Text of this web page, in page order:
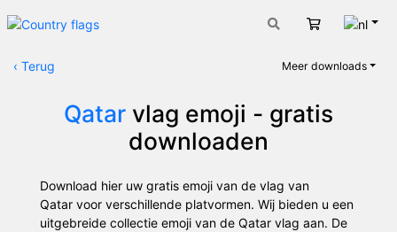
Winkelwagen
‹ Terug Meer downloads
Qatarvlag emoji - gratis
downloaden
Download hier uw gratis emoji van de vlag van
Qatar voor verschillende platvormen. Wij bieden u een
uitgebreide collectie emoji van de Qatar vlag aan. De